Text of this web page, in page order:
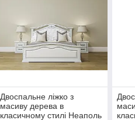
Двоспальне ліжко з
масиву дерева в
класичному стилі Неаполь